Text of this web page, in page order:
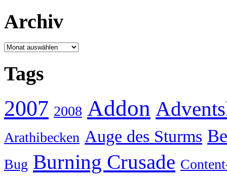
Archiv
Archiv
Tags
2007 2008 Addon
Arathibecken Auge des Sturms
Bug Burning Crusade